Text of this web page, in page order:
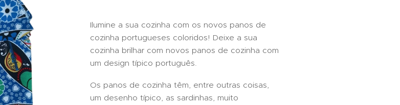
Ilumine a sua cozinha com os novos panos de
cozinha portugueses coloridos! Deixe a sua
cozinha brilhar com novos panos de cozinha com
um design típico português.
Os panos de cozinha têm, entre outras coisas,
um desenho típico, as sardinhas, muito